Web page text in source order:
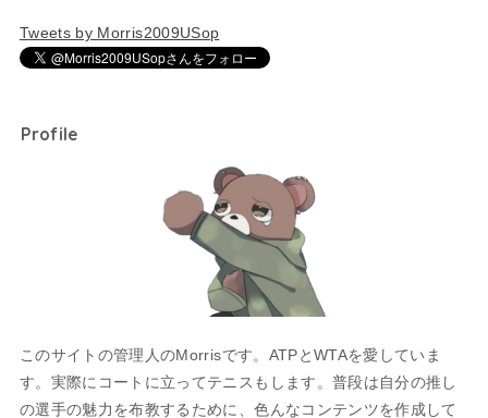
Tweets by Morris2009USop
Profile
このサイトの管理人のMorrisです。ATPとWTAを愛していま
す。実際にコートに立ってテニスもします。普段は自分の推し
の選手の魅力を布教するために、色んなコンテンツを作成して